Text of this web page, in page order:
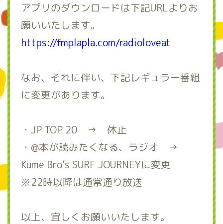
アプリのダウンロードは下記URLよりお
願いいたします。
https://fmplapla.com/radioloveat
なお、それに伴い、下記レギュラー番組
に変更があります。
・JP TOP 20 → 休止
・@本が読みたくなる、ラジオ →
Kume Bro’s SURF JOURNEYに変更
※22時以降は通常通り放送
以上、宜しくお願いいたします。